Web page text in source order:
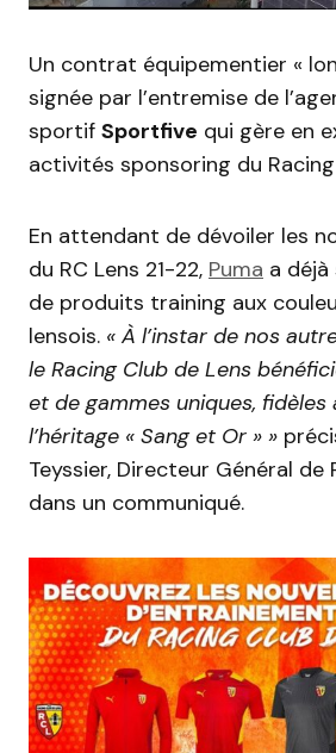
Un contrat équipementier «
signée par l’entremise de
sportif Sportfive qui gère en
activités sponsoring du
En attendant de dévoiler les
du RC Lens 21-22, Puma a
de produits training aux
lensois. « À l’instar de nos
le Racing Club de Lens
et de gammes uniques, fidèles
l’héritage « Sang et Or » »
Teyssier, Directeur Général de
dans un communiqué.